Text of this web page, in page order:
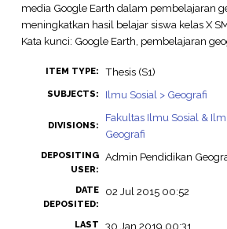
media Google Earth dalam pembelajaran
meningkatkan hasil belajar siswa kelas X
Kata kunci: Google Earth, pembelajaran
ITEM TYPE: Thesis (S1)
SUBJECTS: Ilmu Sosial > Geografi
DIVISIONS:
Fakultas Ilmu Sosial &
Geografi
DEPOSITING
USER:
Admin Pendidikan
DATE
DEPOSITED:
02 Jul 2015 00:52
LAST 30 Jan 2019 00:31